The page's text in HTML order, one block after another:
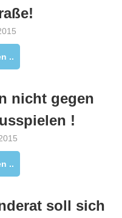
..
nicht gegen
!
..
soll sich